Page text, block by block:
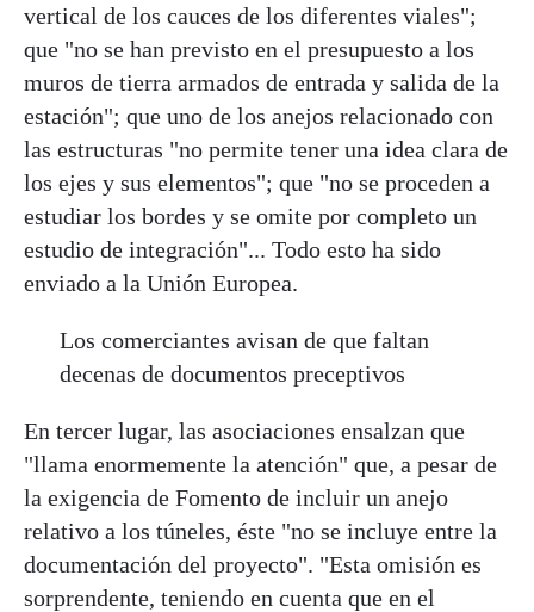
vertical de los cauces de los diferentes viales";
que "no se han previsto en el presupuesto a los
muros de tierra armados de entrada y salida de la
estación"; que uno de los anejos relacionado con
las estructuras "no permite tener una idea clara de
los ejes y sus elementos"; que "no se proceden a
estudiar los bordes y se omite por completo un
estudio de integración"... Todo esto ha sido
enviado a la Unión Europea.
Los comerciantes avisan de que faltan
decenas de documentos preceptivos
En tercer lugar, las asociaciones ensalzan que
"llama enormemente la atención" que, a pesar de
la exigencia de Fomento de incluir un anejo
relativo a los túneles, éste "no se incluye entre la
documentación del proyecto". "Esta omisión es
sorprendente, teniendo en cuenta que en el